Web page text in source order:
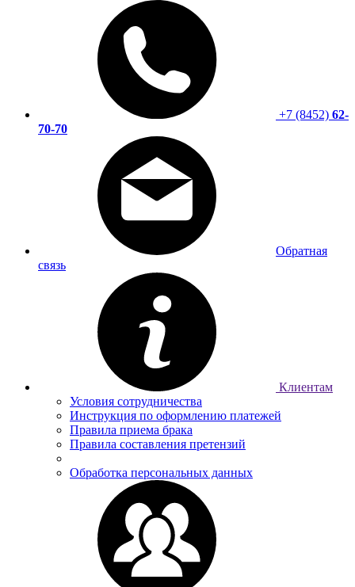
+7 (8452) 62-
70-70
Обратная
связь
Клиентам
Условия сотрудничества
Инструкция по оформлению платежей
Правила приема брака
Правила составления претензий
Обработка персональных данных